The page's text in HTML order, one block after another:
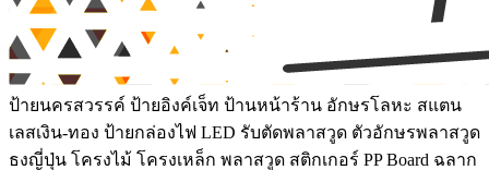
ป้ายนครสวรรค์ ป้ายอิงค์เจ็ท ป้านหน้าร้าน อักษรโลหะ สแตน
เลสเงิน-ทอง ป้ายกล่องไฟ LED รับตัดพลาสวูด ตัวอักษรพลาสวูด
ธงญี่ปุ่น โครงไม้ โครงเหล็ก พลาสวูด สติกเกอร์ PP Board ฉลาก